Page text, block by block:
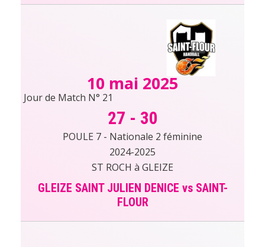
10 mai 2025
Jour de Match N° 21
27 - 30
POULE 7 - Nationale 2 féminine
2024-2025
ST ROCH à GLEIZE
GLEIZE SAINT JULIEN DENICE vs SAINT-
FLOUR